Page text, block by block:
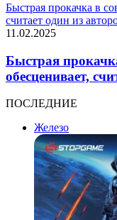
Быстрая прокачка в
считает один из
11.02.2025
Быстрая
обесценивает,
ПОСЛЕДНИЕ
Железо